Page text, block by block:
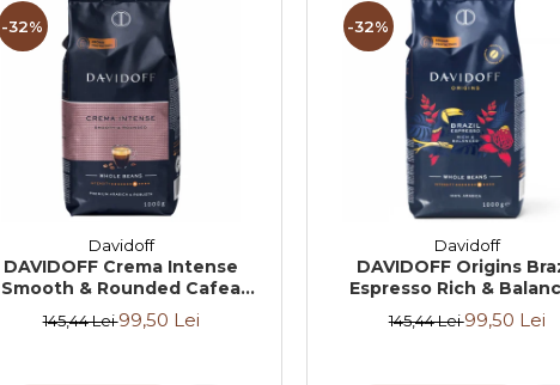
-32%
Davidoff
DAVIDOFF Crema Intense
Smooth & Rounded Cafea
Boabe 1Kg
145,44 Lei99,50 Lei
-32%
Davidoff
DAVIDOFF Origins
Espresso Rich &
Cafea Boabe 1Kg
145,44 Lei99,50 Lei